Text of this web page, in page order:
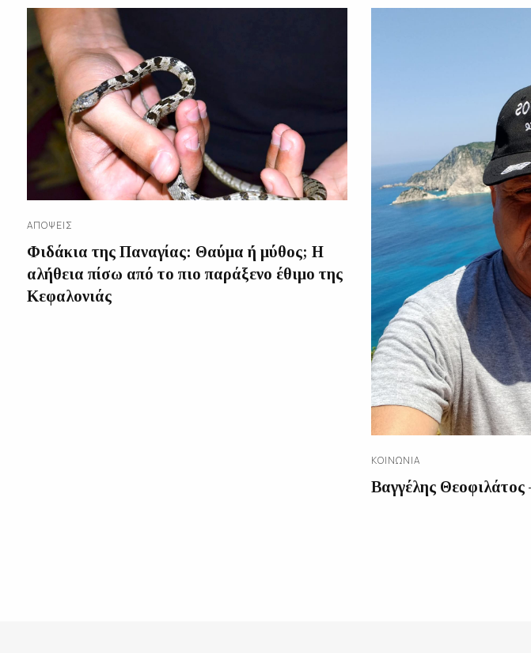
ΑΠΌΨΕΙΣ
Φιδάκια της Παναγίας: Θαύμα ή μύθος; Η
αλήθεια πίσω από το πιο παράξενο έθιμο της
Κεφαλονιάς
ΚΟΙΝΩΝΊΑ
Βαγγέλης Θεοφιλάτος